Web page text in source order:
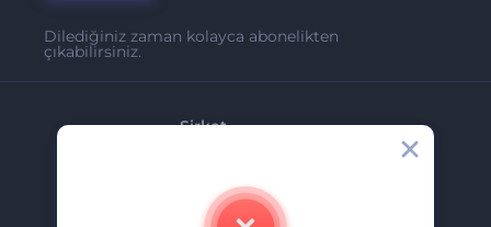
Dilediğiniz zaman kolayca abonelikten
çıkabilirsiniz.
Şirket
İletişim